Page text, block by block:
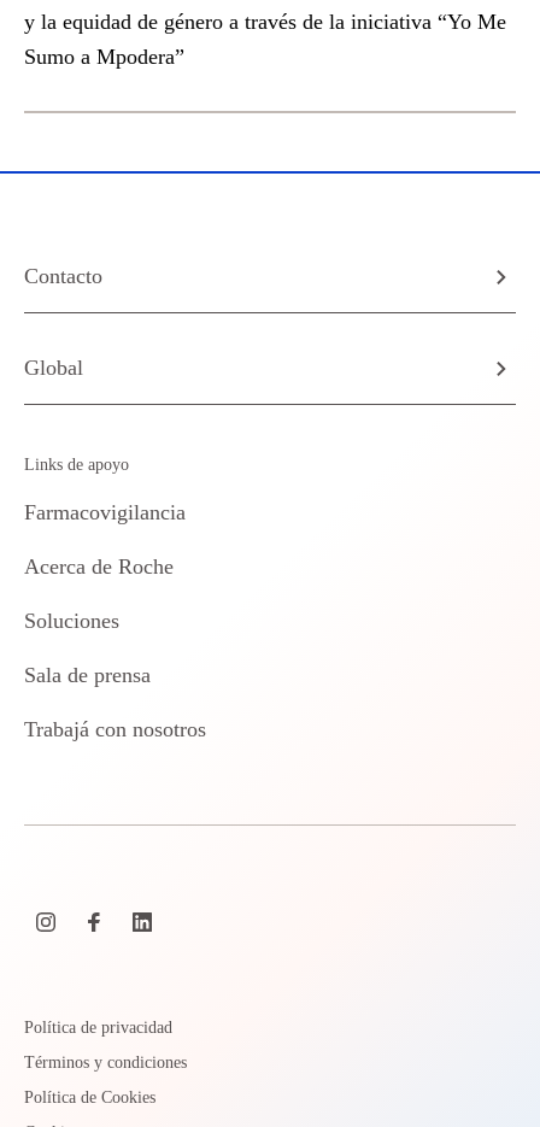
y la equidad de género a través de la iniciativa “Yo Me
Sumo a Mpodera”
Contacto
Global
Links de apoyo
Farmacovigilancia
Acerca de Roche
Soluciones
Sala de prensa
Trabajá con nosotros
Política de privacidad
Términos y condiciones
Política de Cookies